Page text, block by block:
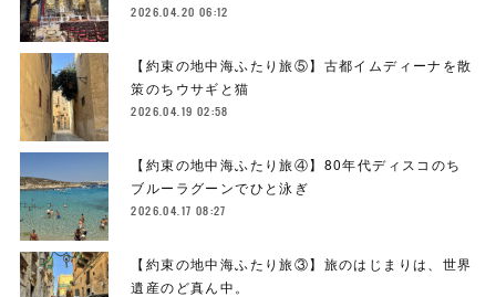
2026.04.20 06:12
【約束の地中海ふたり旅⑤】古都イムディーナを散
策のちウサギと猫
2026.04.19 02:58
【約束の地中海ふたり旅④】80年代ディスコのち
ブルーラグーンでひと泳ぎ
2026.04.17 08:27
【約束の地中海ふたり旅③】旅のはじまりは、世界
遺産のど真ん中。